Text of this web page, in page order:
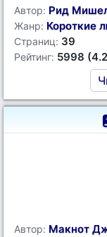
Автор: Рид
Жанр: Короткие
Страниц: 39
Рейтинг: 5998
Автор: Макнот